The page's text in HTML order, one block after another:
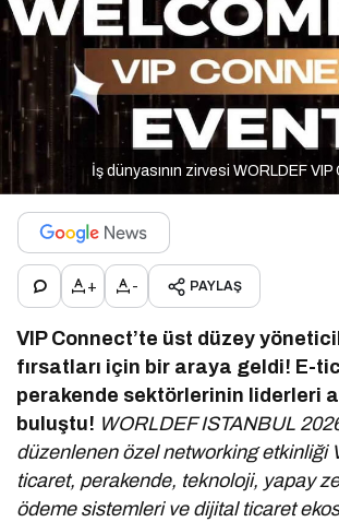
İş dünyasının zirvesi WORLDEF
+ - PAYLAŞ
VIP Connect’te üst düzey
fırsatları için bir araya geldi! E-
perakende sektörlerinin liderleri
buluştu! WORLDEF ISTANBUL
düzenlenen özel networking etkinliği
ticaret, perakende, teknoloji, yapay
ödeme sistemleri ve dijital ticaret